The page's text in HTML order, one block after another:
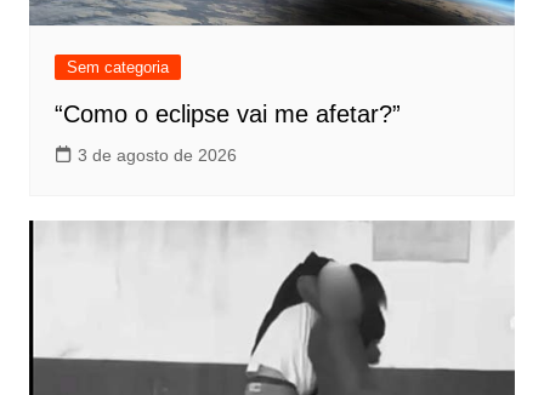
Sem categoria
“Como o eclipse vai me afetar?”
3 de agosto de 2026